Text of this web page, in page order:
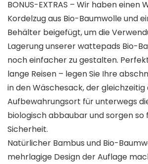
BONUS-EXTRAS – Wir haben einen
Kordelzug aus Bio-Baumwolle und
Behälter beigefügt, um die
Lagerung unserer wattepads Bio-
noch einfacher zu gestalten.
lange Reisen – legen Sie Ihre
in den Wäschesack, der gleichzeitig
Aufbewahrungsort für unterwegs
biologisch abbaubar und sorgen so
Sicherheit.
Natürlicher Bambus und Bio-
mehrlagige Design der Auflage